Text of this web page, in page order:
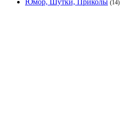
Юмор, Шутки, Приколы (14)